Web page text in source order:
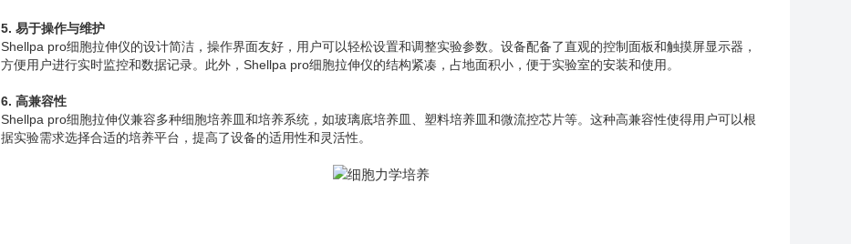
5. 易于操作与维护
Shellpa pro细胞拉伸仪的设计简洁，操作界面友好，用户可以轻松设置和调整实验参数。设备配备了直观的控制面板和触摸屏显示器，
方便用户进行实时监控和数据记录。此外，Shellpa pro细胞拉伸仪的结构紧凑，占地面积小，便于实验室的安装和使用。
6. 高兼容性
Shellpa pro细胞拉伸仪兼容多种细胞培养皿和培养系统，如玻璃底培养皿、塑料培养皿和微流控芯片等。这种高兼容性使得用户可以根
据实验需求选择合适的培养平台，提高了设备的适用性和灵活性。